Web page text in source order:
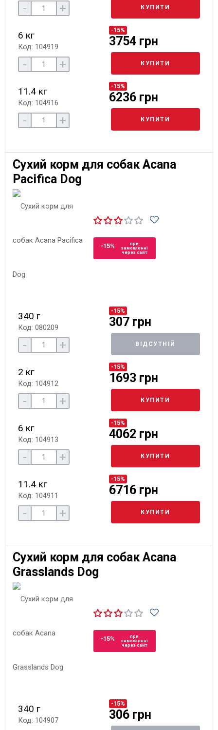
- + КУПИТИ
6 кг
Код: 104919
-15%
3754 грн
- + КУПИТИ
11.4 кг
Код: 104916
-15%
6236 грн
- + КУПИТИ
Сухий корм для собак Acana
Pacifica Dog
-15%
при
замовленні
через сайт
340 г
Код: 080209
-15%
307 грн
- + ВІДСУТНІЙ
2 кг
Код: 104912
-15%
1693 грн
- + КУПИТИ
6 кг
Код: 104913
-15%
4062 грн
- + КУПИТИ
11.4 кг
Код: 104911
-15%
6716 грн
- + КУПИТИ
Сухий корм для собак Acana
Grasslands Dog
-15%
при
замовленні
через сайт
340 г
Код: 104907
-15%
306 грн